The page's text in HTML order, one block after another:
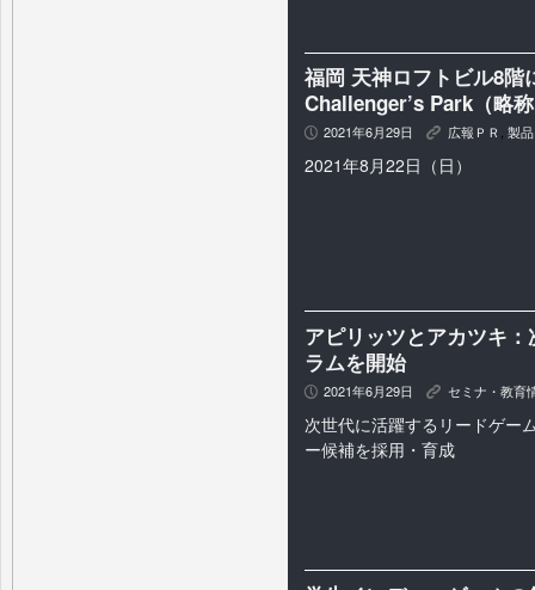
福岡 天神ロフトビル8
Challenger’s Park（略
P 2021年6月29日 K 広報ＰＲ , 製
2021年8月22日（日）
アピリッツとアカツキ
ラムを開始
P 2021年6月29日 K セミナ・教育
次世代に活躍するリードゲー
ー候補を採用・育成